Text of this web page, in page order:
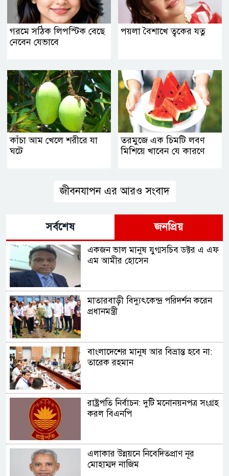
গরমে সঠিক লিপস্টিক বেছে
নেবেন যেভাবে
পয়লা বৈশাখে ত্বকের যত্ন
কাঁচা আম খেলে শরীরে যা
ঘটে
তরমুজে এক চিমটি লবণ
মিশিয়ে খাবেন যে কারণে
জীবনযাপন এর আরও সংবাদ
সর্বশেষ জনপ্রিয়
একজন ভাল মানুষ যুগ্মসচিব ডক্টর এ এফ
এম আমীর হোসেন
মাতারবাড়ী বিদ্যুৎকেন্দ্র পরিদর্শন করেন
প্রধানমন্ত্রী
বাংলাদেশের মানুষ আর বিভ্রান্ত হবে না:
তারেক রহমান
রাষ্ট্রপতি নির্বাচন: দুটি মনোনয়নপত্র সংগ্রহ
করল বিএনপি
এলাকার উন্নয়নে নিবেদিতপ্রাণ নূর
মোহাম্মদ নাজিম